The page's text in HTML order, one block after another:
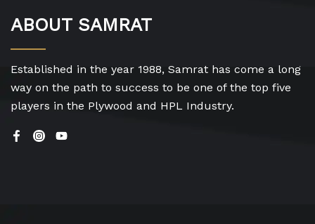
ABOUT SAMRAT
Established in the year 1988, Samrat has come a long
way on the path to success to be one of the top five
players in the Plywood and HPL Industry.